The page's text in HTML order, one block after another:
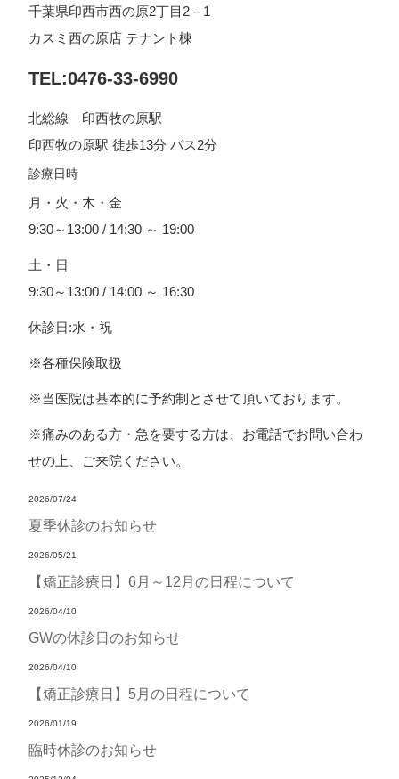
千葉県印西市西の原2丁目2－1
カスミ西の原店 テナント棟
TEL:0476-33-6990
北総線 印西牧の原駅
印西牧の原駅 徒歩13分 バス2分
診療日時
月・火・木・金
9:30～13:00 / 14:30 ～ 19:00
土・日
9:30～13:00 / 14:00 ～ 16:30
休診日:水・祝
※各種保険取扱
※当医院は基本的に予約制とさせて頂いております。
※痛みのある方・急を要する方は、お電話でお問い合わ
せの上、ご来院ください。
2026/07/24
夏季休診のお知らせ
2026/05/21
【矯正診療日】6月～12月の日程について
2026/04/10
GWの休診日のお知らせ
2026/04/10
【矯正診療日】5月の日程について
2026/01/19
臨時休診のお知らせ